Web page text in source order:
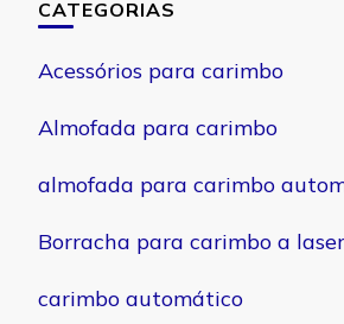
CATEGORIAS
Acessórios para carimbo
Almofada para carimbo
almofada para carimbo
Borracha para carimbo a laser
carimbo automático